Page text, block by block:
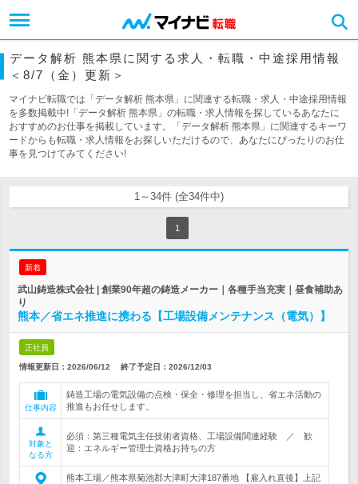
データ解析 熊本県に関する求人・転職・中途採用情報
＜8/7（金）更新＞
マイナビ転職では「データ解析 熊本県」に関連する転職・求人・中途採用情報
を多数掲載中!「データ解析 熊本県」の転職・求人情報を探しているあなたに
おすすめのお仕事を掲載しています。「データ解析 熊本県」に関連するキーワ
ードからも転職・求人情報をお探しいただけるので、あなたにぴったりのお仕
事を見つけてみてください!
1～34件 (全34件中)
1
新着
武山鋳造株式会社 | 創業90年超の鋳造メーカー｜各種手当充実｜昼食補助あ
り
熊本／省エネ推進に携わる【工場設備メンテナンス（電気）】
正社員
情報更新日：2026/06/12 終了予定日： 2026/12/03
仕事内容
鋳造工場の電気設備の点検・保全・修理を担当し、省エネ活動の
推進もお任せします。
対象と
なる方
必須：第三種電気主任技術者資格、工場設備関連経験 ／ 歓
迎：エネルギー管理士資格お持ちの方
熊本工場／熊本県菊池郡大津町大津187番地 【雇入れ直後】上記